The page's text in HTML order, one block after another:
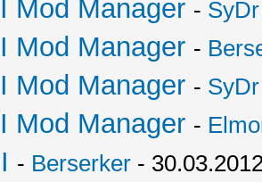
Mod Manager - SyDr
Mod Manager -
Mod Manager - SyDr
Mod Manager -
- Berserker -